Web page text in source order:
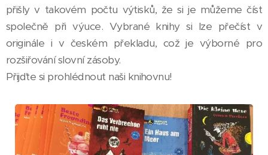
přišly v takovém počtu výtisků, že si je můžeme číst
společně při výuce. Vybrané knihy si lze přečíst v
originále i v českém překladu, což je výborné pro
rozšiřování slovní zásoby.
Přijďte si prohlédnout naši knihovnu!